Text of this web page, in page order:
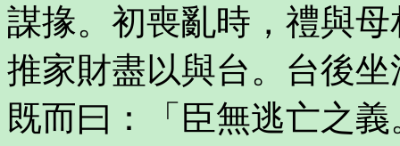
謀掾。初喪亂時，禮與
推家財盡以與台。台後
既而曰：「臣無逃亡之